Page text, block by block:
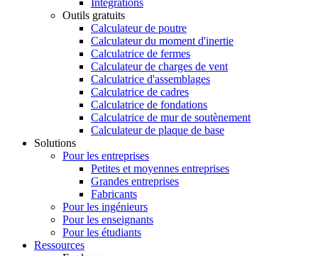
Intégrations
Outils gratuits
Calculateur de poutre
Calculateur du moment d'inertie
Calculatrice de fermes
Calculateur de charges de vent
Calculatrice d'assemblages
Calculatrice de cadres
Calculatrice de fondations
Calculatrice de mur de soutènement
Calculateur de plaque de base
Solutions
Pour les entreprises
Petites et moyennes entreprises
Grandes entreprises
Fabricants
Pour les ingénieurs
Pour les enseignants
Pour les étudiants
Ressources